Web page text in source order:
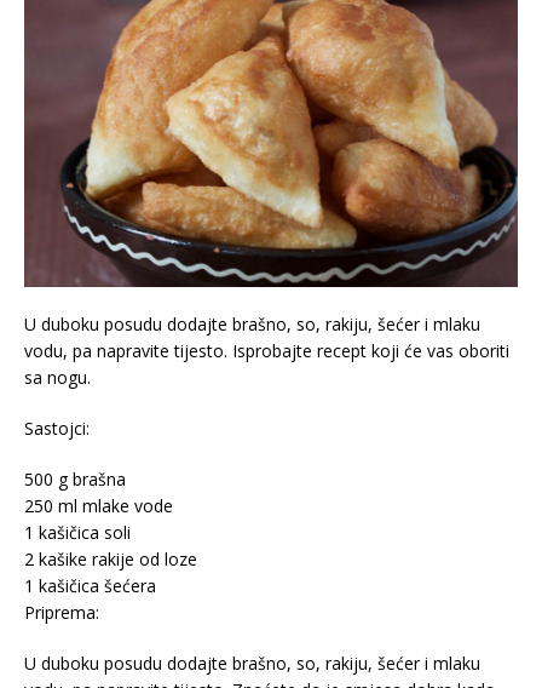
U duboku posudu dodajte brašno, so, rakiju, šećer i mlaku
vodu, pa napravite tijesto. Isprobajte recept koji će vas oboriti
sa nogu.
Sastojci:
500 g brašna
250 ml mlake vode
1 kašičica soli
2 kašike rakije od loze
1 kašičica šećera
Priprema:
U duboku posudu dodajte brašno, so, rakiju, šećer i mlaku